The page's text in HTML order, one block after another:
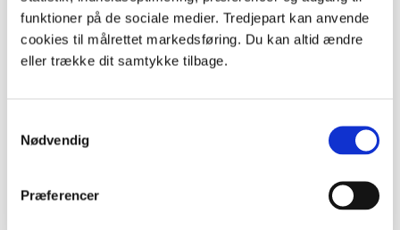
funktioner på de sociale medier. Tredjepart kan anvende
cookies til målrettet markedsføring. Du kan altid ændre
eller trække dit samtykke tilbage.
Nødvendig
Præferencer
Skole,www.fsfp.dk
Redaktør
Malene Bendix
hjemmeside med tilskud fra Tips- og
Naturfond.